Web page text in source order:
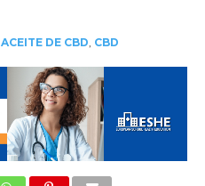
ACEITE DE CBD, CBD